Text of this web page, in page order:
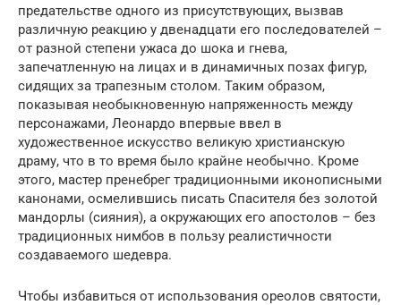
предательстве одного из присутствующих, вызвав
различную реакцию у двенадцати его последователей –
от разной степени ужаса до шока и гнева,
запечатленную на лицах и в динамичных позах фигур,
сидящих за трапезным столом. Таким образом,
показывая необыкновенную напряженность между
персонажами, Леонардо впервые ввел в
художественное искусство великую христианскую
драму, что в то время было крайне необычно. Кроме
этого, мастер пренебрег традиционными иконописными
канонами, осмелившись писать Спасителя без золотой
мандорлы (сияния), а окружающих его апостолов – без
традиционных нимбов в пользу реалистичности
создаваемого шедевра.
Чтобы избавиться от использования ореолов святости,